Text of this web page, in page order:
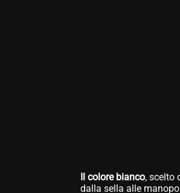
Il colore bianco, scelto
dalla sella alle